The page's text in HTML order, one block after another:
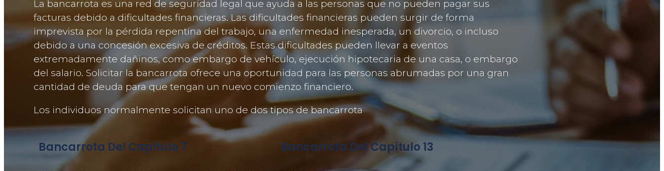
La bancarrota es una red de seguridad legal que ayuda a las personas que no pueden pagar sus
facturas debido a dificultades financieras. Las dificultades financieras pueden surgir de forma
imprevista por la pérdida repentina del trabajo, una enfermedad inesperada, un divorcio, o incluso
debido a una concesión excesiva de créditos. Estas dificultades pueden llevar a eventos
extremadamente dañinos, como embargo de vehículo, ejecución hipotecaria de una casa, o embargo
del salario. Solicitar la bancarrota ofrece una oportunidad para las personas abrumadas por una gran
cantidad de deuda para que tengan un nuevo comienzo financiero.
Los individuos normalmente solicitan uno de dos tipos de bancarrota
Bancarrota Del Capítulo 7 Bancarrota Del Capítulo 13